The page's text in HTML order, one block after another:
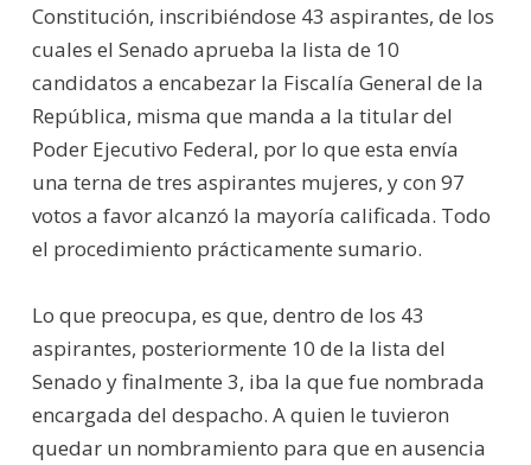
Constitución, inscribiéndose 43 aspirantes, de los
cuales el Senado aprueba la lista de 10
candidatos a encabezar la Fiscalía General de la
República, misma que manda a la titular del
Poder Ejecutivo Federal, por lo que esta envía
una terna de tres aspirantes mujeres, y con 97
votos a favor alcanzó la mayoría calificada. Todo
el procedimiento prácticamente sumario.
Lo que preocupa, es que, dentro de los 43
aspirantes, posteriormente 10 de la lista del
Senado y finalmente 3, iba la que fue nombrada
encargada del despacho. A quien le tuvieron
quedar un nombramiento para que en ausencia